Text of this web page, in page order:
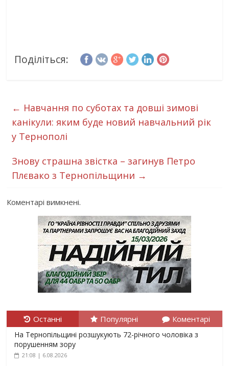
Поділіться:
← Навчання по суботах та довші зимові
канікули: яким буде новий навчальний рік
у Тернополі
Знову страшна звістка – загинув Петро
Плєвако з Тернопільщини →
Коментарі вимкнені.
Останні Популярні Коментарі
На Тернопільщині розшукують 72-річного чоловіка з
порушенням зору
21:08 | 6.08.2026